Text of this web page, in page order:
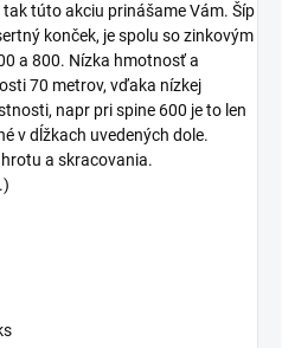
túto akciu prinášame Vám. Šíp
konček, je spolu so zinkovým
a 800. Nízka hmotnosť a
70 metrov, vďaka nízkej
napr pri spine 600 je to len
v dĺžkach uvedených dole.
hrotu a skracovania.